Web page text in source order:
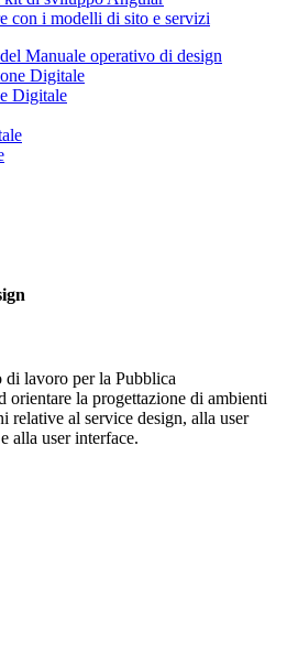
con i modelli di sito e servizi
Manuale operativo di design
Digitale
di lavoro per la Pubblica
orientare la progettazione di ambienti
relative al service design, alla user
alla user interface.